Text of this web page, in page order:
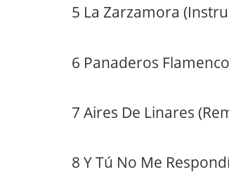
5 La Zarzamora
6 Panaderos
7 Aires De Linares
8 Y Tú No Me